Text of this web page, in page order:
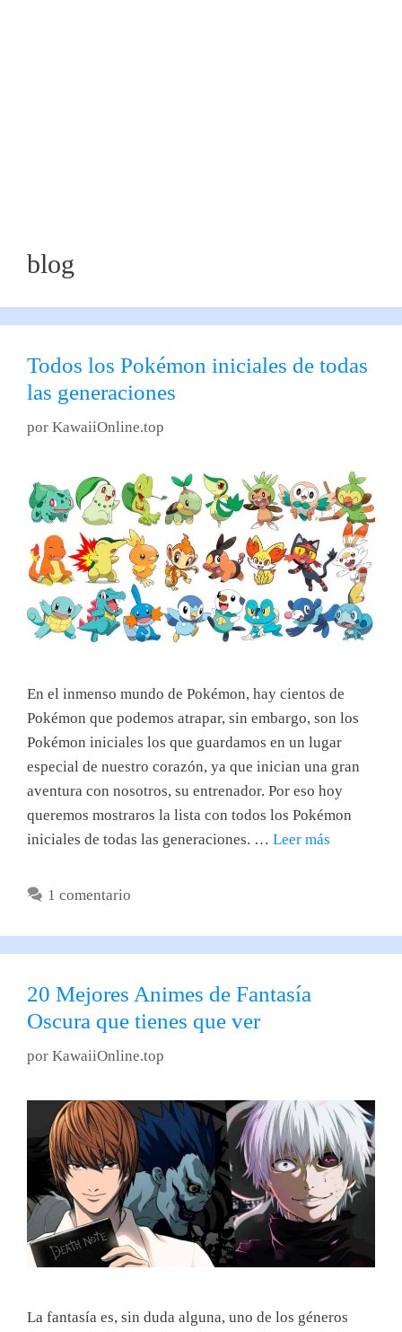
blog
Todos los Pokémon iniciales de todas
las generaciones
por KawaiiOnline.top
En el inmenso mundo de Pokémon, hay cientos de
Pokémon que podemos atrapar, sin embargo, son los
Pokémon iniciales los que guardamos en un lugar
especial de nuestro corazón, ya que inician una gran
aventura con nosotros, su entrenador. Por eso hoy
queremos mostraros la lista con todos los Pokémon
iniciales de todas las generaciones. … Leer más
1 comentario
20 Mejores Animes de Fantasía
Oscura que tienes que ver
por KawaiiOnline.top
La fantasía es, sin duda alguna, uno de los géneros